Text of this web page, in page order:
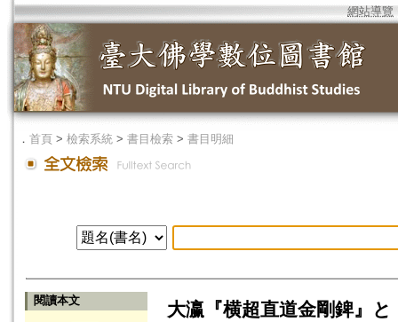
網站導覽
． 首頁 > 檢索系統 > 書目檢索 > 書目明細
閱讀本文
大瀛『横超直道金剛錍』